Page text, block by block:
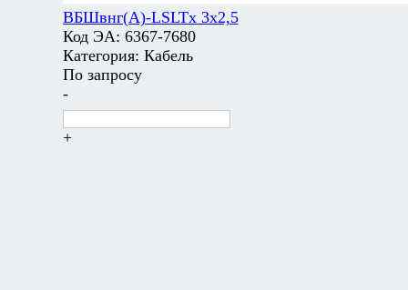
ВБШвнг(А)-LSLTx 3х2,5
Код ЭА: 6367-7680
Категория: Кабель
По запросу
-
+